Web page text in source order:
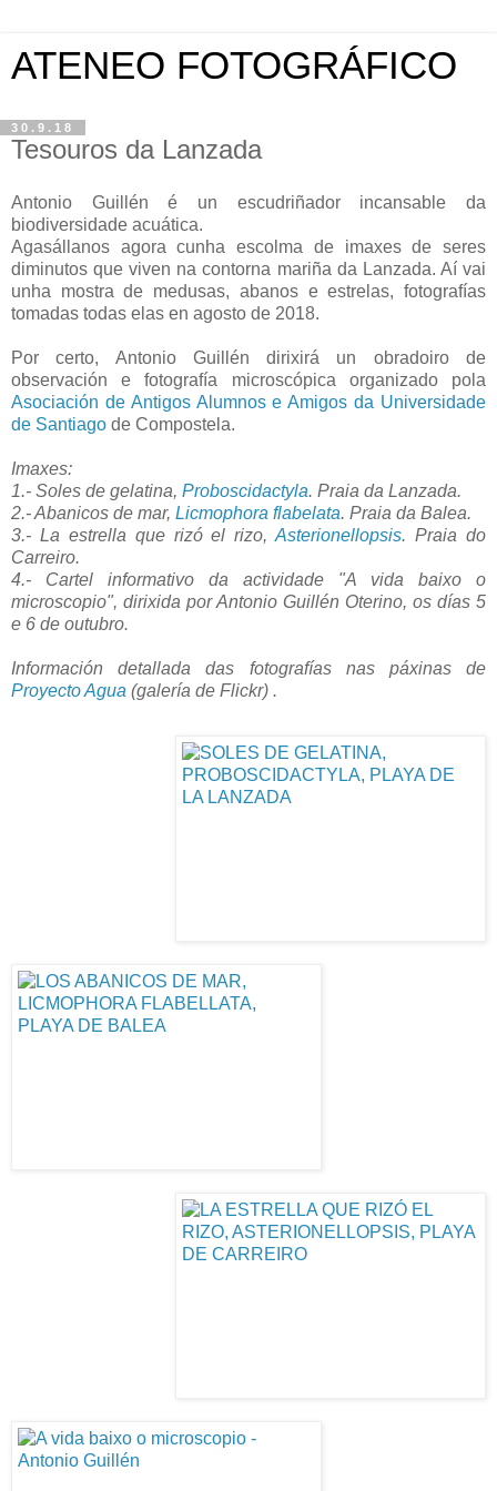
ATENEO FOTOGRÁFICO
30.9.18
Tesouros da Lanzada
Antonio Guillén é un escudriñador incansable da
biodiversidade acuática.
Agasállanos agora cunha escolma de imaxes de seres
diminutos que viven na contorna mariña da Lanzada. Aí vai
unha mostra de medusas, abanos e estrelas, fotografías
tomadas todas elas en agosto de 2018.
Por certo, Antonio Guillén dirixirá un obradoiro de
observación e fotografía microscópica organizado pola
Asociación de Antigos Alumnos e Amigos da Universidade
de Santiago de Compostela.
Imaxes:
1.- Soles de gelatina, Proboscidactyla. Praia da Lanzada.
2.- Abanicos de mar, Licmophora flabelata. Praia da Balea.
3.- La estrella que rizó el rizo,Asterionellopsis. Praia do
Carreiro.
4.- Cartel informativo da actividade "A vida baixo o
microscopio", dirixida por Antonio Guillén Oterino, os días 5
e 6 de outubro.
Información detallada das fotografías nas páxinas de
Proyecto Agua (galería de Flickr) .